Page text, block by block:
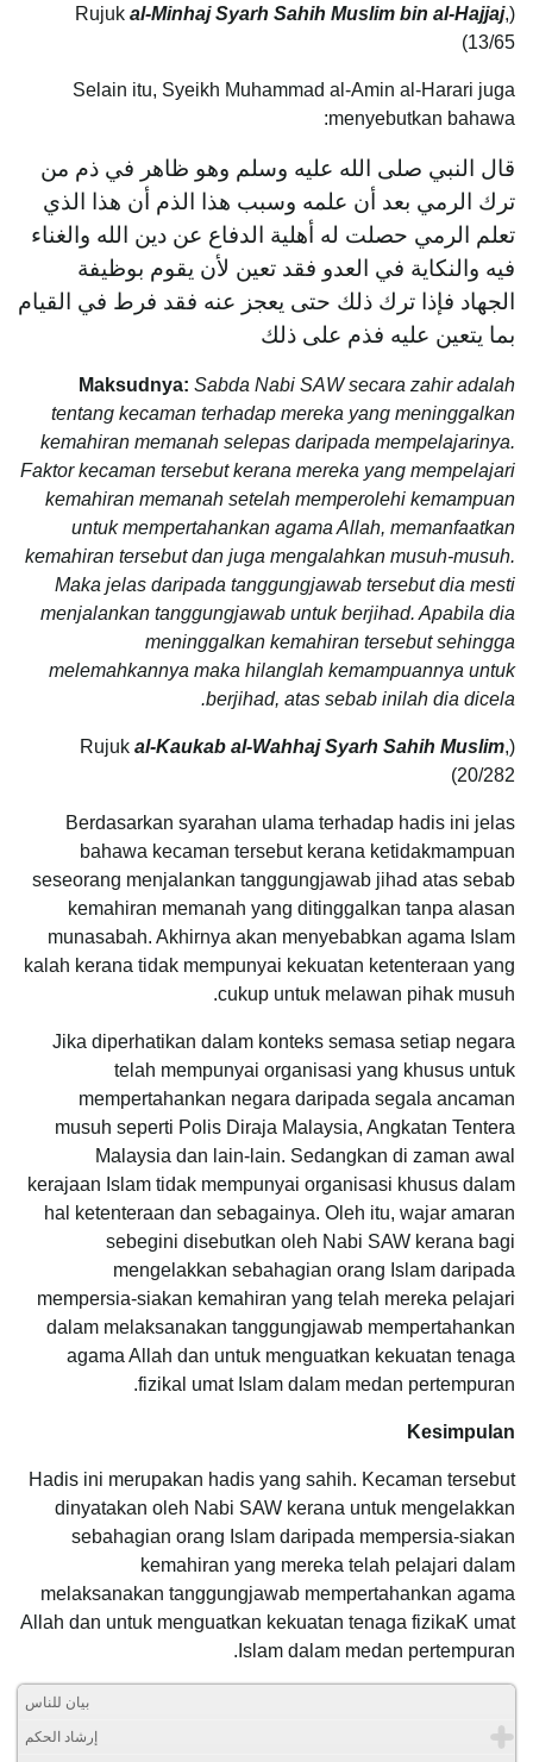
(Rujuk
al-Minhaj Syarh Sahih Muslim bin al-Hajjaj,
13/65)
Selain itu, Syeikh Muhammad al-Amin al-Harari juga
menyebutkan bahawa:
قال النبي صلى الله عليه وسلم وهو ظاهر في ذم من
ترك الرمي بعد أن علمه وسبب هذا الذم أن هذا الذي
تعلم الرمي حصلت له أهلية الدفاع عن دين الله والغناء
فيه والنكاية في العدو فقد تعين لأن يقوم بوظيفة
الجهاد فإذا ترك ذلك حتى يعجز عنه فقد فرط في القيام
بما يتعين عليه فذم على ذلك
Maksudnya: Sabda Nabi SAW secara zahir adalah
tentang kecaman terhadap mereka yang meninggalkan
kemahiran memanah selepas daripada mempelajarinya.
Faktor kecaman tersebut kerana mereka yang mempelajari
kemahiran memanah setelah memperolehi kemampuan
untuk mempertahankan agama Allah, memanfaatkan
kemahiran tersebut dan juga mengalahkan musuh-musuh.
Maka jelas daripada tanggungjawab tersebut dia mesti
menjalankan tanggungjawab untuk berjihad. Apabila dia
meninggalkan kemahiran tersebut sehingga
melemahkannya maka hilanglah kemampuannya untuk
berjihad, atas sebab inilah dia dicela.
(Rujuk
al-Kaukab al-Wahhaj Syarh Sahih Muslim,
20/282)
Berdasarkan syarahan ulama terhadap hadis ini jelas
bahawa kecaman tersebut kerana ketidakmampuan
seseorang menjalankan tanggungjawab jihad atas sebab
kemahiran memanah yang ditinggalkan tanpa alasan
munasabah. Akhirnya akan menyebabkan agama Islam
kalah kerana tidak mempunyai kekuatan ketenteraan yang
cukup untuk melawan pihak musuh.
Jika diperhatikan dalam konteks semasa setiap negara
telah mempunyai organisasi yang khusus untuk
mempertahankan negara daripada segala ancaman
musuh seperti Polis Diraja Malaysia, Angkatan Tentera
Malaysia dan lain-lain. Sedangkan di zaman awal
kerajaan Islam tidak mempunyai organisasi khusus dalam
hal ketenteraan dan sebagainya. Oleh itu, wajar amaran
sebegini disebutkan oleh Nabi SAW kerana bagi
mengelakkan sebahagian orang Islam daripada
mempersia-siakan kemahiran yang telah mereka pelajari
dalam melaksanakan tanggungjawab mempertahankan
agama Allah dan untuk menguatkan kekuatan tenaga
fizikal umat Islam dalam medan pertempuran.
Kesimpulan
Hadis ini merupakan hadis yang sahih. Kecaman tersebut
dinyatakan oleh Nabi SAW kerana untuk mengelakkan
sebahagian orang Islam daripada mempersia-siakan
kemahiran yang mereka telah pelajari dalam
melaksanakan tanggungjawab mempertahankan agama
Allah dan untuk menguatkan kekuatan tenaga fizikaK umat
Islam dalam medan pertempuran.
بيان للناس
إرشاد الحكم